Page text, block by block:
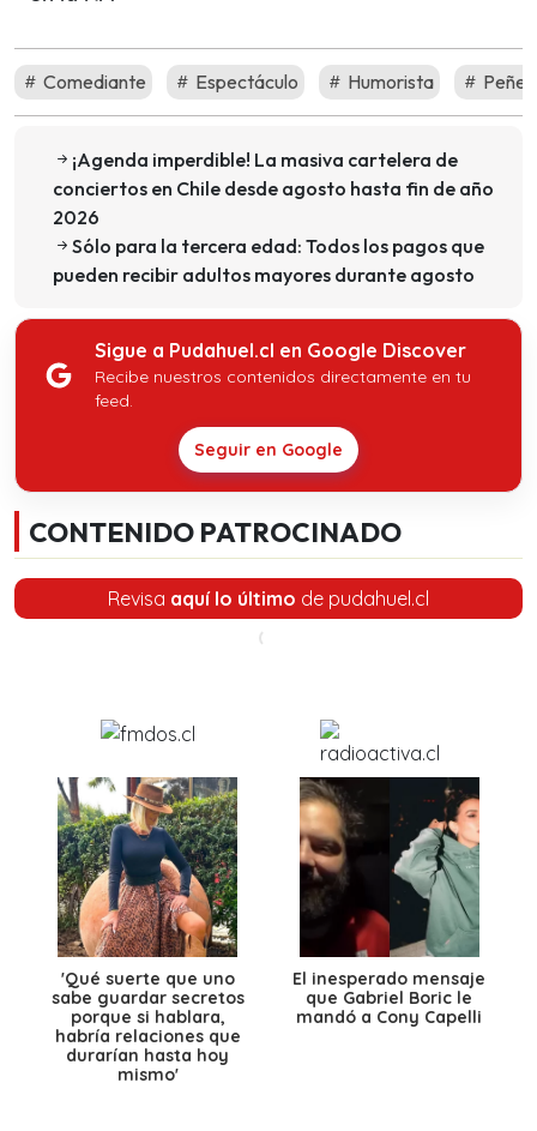
Comediante Espectáculo Humorista
¡Agenda imperdible! La masiva cartelera de
conciertos en Chile desde agosto hasta fin de año
2026
Sólo para la tercera edad: Todos los pagos que
pueden recibir adultos mayores durante agosto
Sigue a Pudahuel.cl en Google Discover
Recibe nuestros contenidos directamente en tu
feed.
Seguir en Google
CONTENIDO PATROCINADO
Revisa aquí lo último de pudahuel.cl
'Qué suerte que uno
sabe guardar secretos
porque si hablara,
habría relaciones que
durarían hasta hoy
mismo'
El inesperado mensaje
que Gabriel Boric le
mandó a Cony Capelli